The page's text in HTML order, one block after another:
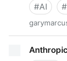
#AI #
finally